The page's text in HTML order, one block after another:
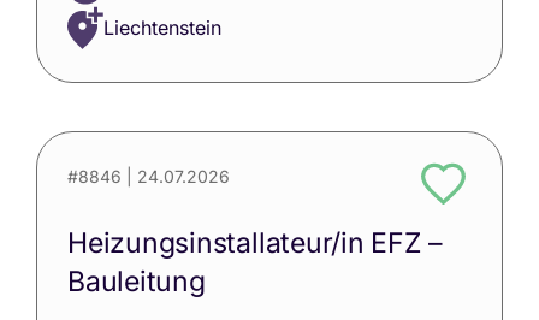
Liechtenstein
#8846 | 24.07.2026
Heizungsinstallateur/in EFZ –
Bauleitung